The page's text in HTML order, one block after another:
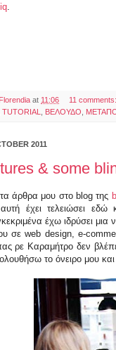
Florendia at 11:06
11 comments:
TUTORIAL ΒΕΛΟΥΔΟ
2011
& some
άρθρα μου στο blog της
έχει τελειώσει εδώ
έχω ιδρύσει μια
σε web design, e-
ρε Καραμήτρο δεν
το όνειρο μου